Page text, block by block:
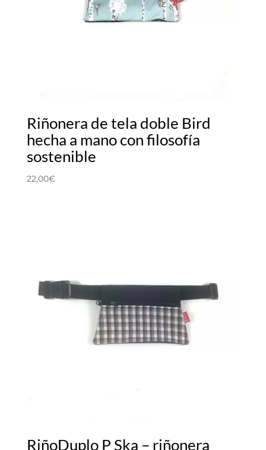
Riñonera de tela doble Bird
hecha a mano con filosofía
sostenible
22,00€
RiñoDuplo P Ska – riñonera